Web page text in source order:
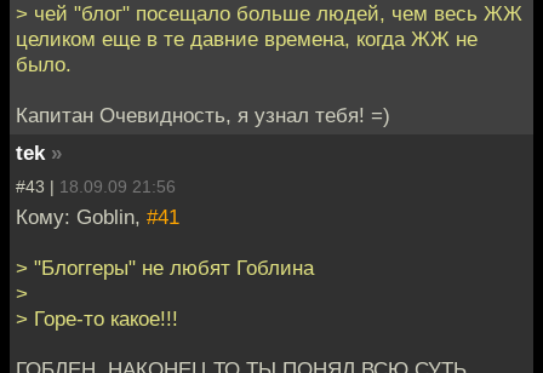
> чей "блог" посещало больше людей, чем весь ЖЖ
целиком еще в те давние времена, когда ЖЖ не
было.
Капитан Очевидность, я узнал тебя! =)
tek »
#43 | 18.09.09 21:56
Кому: Goblin, #41
> "Блоггеры" не любят Гоблина
>
> Горе-то какое!!!